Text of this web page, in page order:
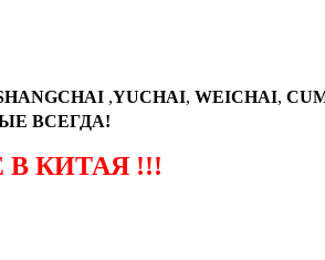
,YUCHAI, WEICHAI,
ВСЕГДА!
КИТАЯ !!!